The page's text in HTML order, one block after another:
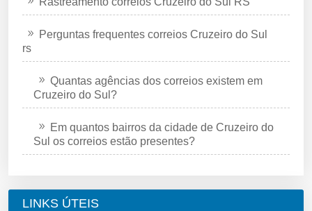
Perguntas frequentes correios Cruzeiro do Sul
rs
Quantas agências dos correios existem em
Cruzeiro do Sul?
Em quantos bairros da cidade de Cruzeiro do
Sul os correios estão presentes?
LINKS ÚTEIS